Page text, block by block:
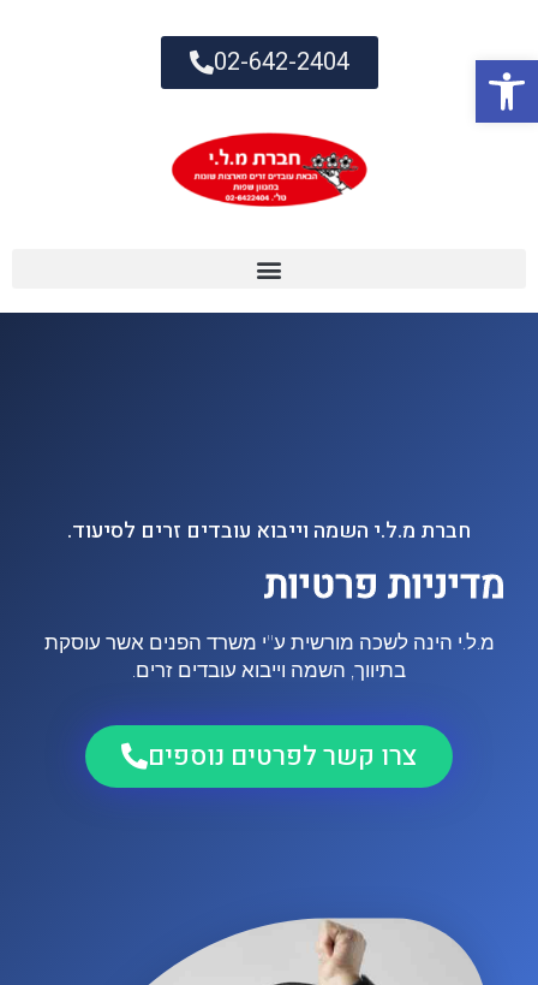
פתח סרגל נגישות 02-642-2404
חברת מ.ל.י השמה וייבוא עובדים זרים לסיעוד.
מדיניות פרטיות
מ.ל.י הינה לשכה מורשית ע"י משרד הפנים אשר עוסקת
בתיווך, השמה וייבוא עובדים זרים.
צרו קשר לפרטים נוספים